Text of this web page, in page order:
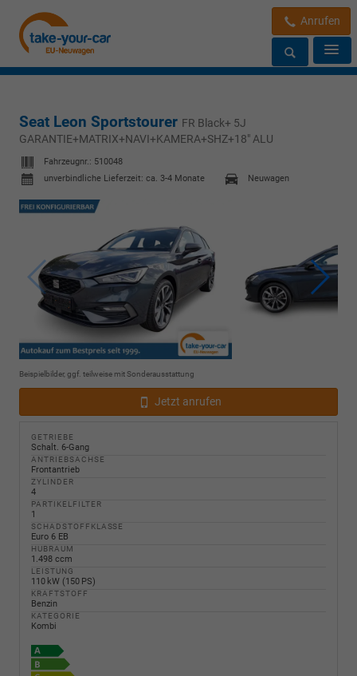
Anrufen
Seat Leon Sportstourer FR Black+ 5J
GARANTIE+MATRIX+NAVI+KAMERA+SHZ+18" ALU
Fahrzeugnr.: 510048
unverbindliche Lieferzeit: ca. 3-4 Monate
Neuwagen
Beispielbilder, ggf. teilweise mit Sonderausstattung
Jetzt anrufen
GETRIEBE
Schalt. 6-Gang
ANTRIEBSACHSE
Frontantrieb
ZYLINDER
4
PARTIKELFILTER
1
SCHADSTOFFKLASSE
Euro 6 EB
HUBRAUM
1.498 ccm
LEISTUNG
110 kW (150 PS)
KRAFTSTOFF
Benzin
KATEGORIE
Kombi